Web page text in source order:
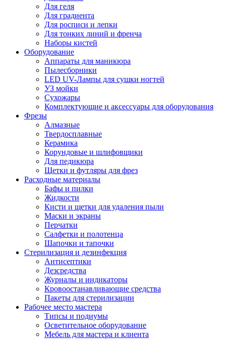
Для геля
Для градиента
Для росписи и лепки
Для тонких линий и френча
Наборы кистей
Оборудование
Аппараты для маникюра
Пылесборники
LED UV-Лампы для сушки ногтей
УЗ мойки
Сухожары
Комплектующие и аксессуары для оборудования
Фрезы
Алмазные
Твердосплавные
Керамика
Корундовые и шлифовщики
Для педикюра
Щетки и футляры для фрез
Расходные материалы
Бафы и пилки
Жидкости
Кисти и щетки для удаления пыли
Маски и экраны
Перчатки
Салфетки и полотенца
Шапочки и тапочки
Стерилизация и дезинфекция
Антисептики
Дезсредства
Журналы и индикаторы
Кровоостанавливающие средства
Пакеты для стерилизации
Рабочее место мастера
Типсы и подиумы
Осветительное оборудование
Мебель для мастера и клиента